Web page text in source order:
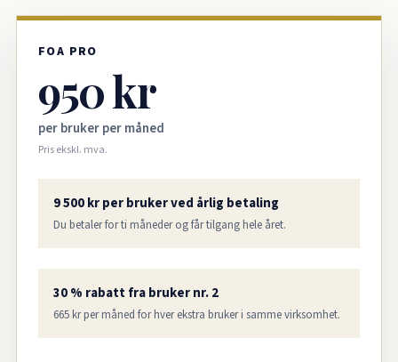
FOA PRO
950 kr
per bruker per måned
Pris ekskl. mva.
9 500 kr per bruker ved årlig betaling
Du betaler for ti måneder og får tilgang hele året.
30 % rabatt fra bruker nr. 2
665 kr per måned for hver ekstra bruker i samme virksomhet.